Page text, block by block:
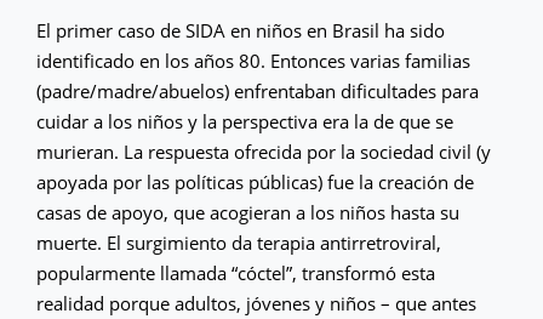
El primer caso de SIDA en niños en Brasil ha sido
identificado en los años 80. Entonces varias familias
(padre/madre/abuelos) enfrentaban dificultades para
cuidar a los niños y la perspectiva era la de que se
murieran. La respuesta ofrecida por la sociedad civil (y
apoyada por las políticas públicas) fue la creación de
casas de apoyo, que acogieran a los niños hasta su
muerte. El surgimiento da terapia antirretroviral,
popularmente llamada “cóctel”, transformó esta
realidad porque adultos, jóvenes y niños – que antes